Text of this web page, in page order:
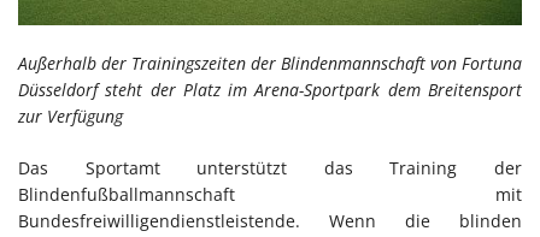
Außerhalb der Trainingszeiten der Blindenmannschaft von Fortuna
Düsseldorf steht der Platz im Arena-Sportpark dem Breitensport
zur Verfügung
Das Sportamt unterstützt das Training der
Blindenfußballmannschaft mit
Bundesfreiwilligendienstleistende. Wenn die blinden